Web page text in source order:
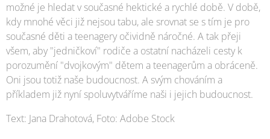
možné je hledat v současné hektické a rychlé době. V době,
kdy mnohé věci již nejsou tabu, ale srovnat se s tím je pro
současné děti a teenagery očividně náročné. A tak přeji
všem, aby "jedničkoví" rodiče a ostatní nacházeli cesty k
porozumění "dvojkovým" dětem a teenagerům a obráceně.
Oni jsou totiž naše budoucnost. A svým chováním a
příkladem již nyní spoluvytváříme naši i jejich budoucnost.
Text: Jana Drahotová, Foto: Adobe Stock